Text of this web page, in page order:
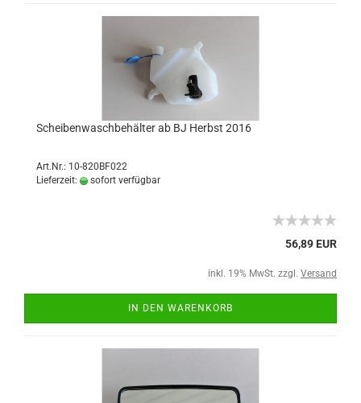
Scheibenwaschbehälter ab BJ Herbst 2016
Art.Nr.: 10-820BF022
Lieferzeit:
sofort verfügbar
56,89 EUR
inkl. 19% MwSt. zzgl. Versand
IN DEN WARENKORB